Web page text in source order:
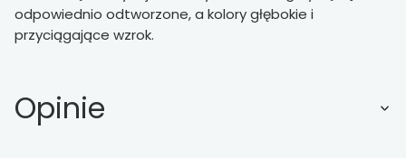
odpowiednio odtworzone, a kolory głębokie i
przyciągające wzrok.
Opinie